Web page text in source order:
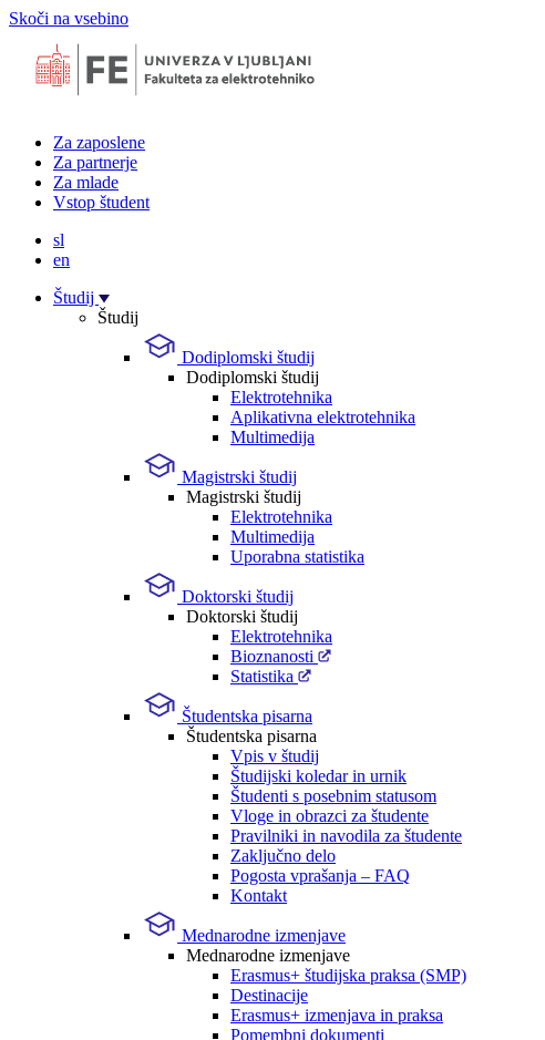
Skoči na vsebino
Za zaposlene
Za partnerje
Za mlade
Vstop študent
sl
en
Študij
Študij
Dodiplomski študij
Dodiplomski študij
Elektrotehnika
Aplikativna elektrotehnika
Multimedija
Magistrski študij
Magistrski študij
Elektrotehnika
Multimedija
Uporabna statistika
Doktorski študij
Doktorski študij
Elektrotehnika
Bioznanosti
Statistika
Študentska pisarna
Študentska pisarna
Vpis v študij
Študijski koledar in urnik
Študenti s posebnim statusom
Vloge in obrazci za študente
Pravilniki in navodila za študente
Zaključno delo
Pogosta vprašanja – FAQ
Kontakt
Mednarodne izmenjave
Mednarodne izmenjave
Erasmus+ študijska praksa (SMP)
Destinacije
Erasmus+ izmenjava in praksa
Pomembni dokumenti